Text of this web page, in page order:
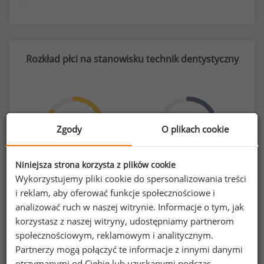
Rozkład płci na stanowisku technik dentystyczny
84%
Kobiety
38
16%
Mężczyźni
7
Zgody O plikach cookie
Niniejsza strona korzysta z plików cookie
Wykorzystujemy pliki cookie do spersonalizowania treści
i reklam, aby oferować funkcje społecznościowe i
analizować ruch w naszej witrynie. Informacje o tym, jak
korzystasz z naszej witryny, udostępniamy partnerom
społecznościowym, reklamowym i analitycznym.
Partnerzy mogą połączyć te informacje z innymi danymi